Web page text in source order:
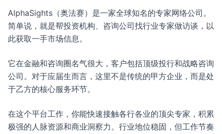
AlphaSights（奥法赛）是一家全球知名的专家网络公司。
简单说，就是帮投资机构、咨询公司找行业专家做访谈，以
此获取一手市场信息。
它在金融和咨询圈名气很大，客户包括顶级投行和战略咨询
公司。对于应届生而言，这里不是传统的甲方企业，而是处
于乙方的核心服务环节。
在这个平台工作，你能快速接触各行各业的顶尖专家，积累
极强的人脉资源和商业洞察力。行业地位稳固，但工作节奏